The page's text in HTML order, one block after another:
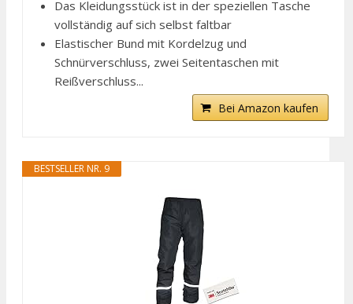
Das Kleidungsstück ist in der speziellen Tasche
vollständig auf sich selbst faltbar
Elastischer Bund mit Kordelzug und
Schnürverschluss, zwei Seitentaschen mit
Reißverschluss...
Bei Amazon kaufen
BESTSELLER NR. 9